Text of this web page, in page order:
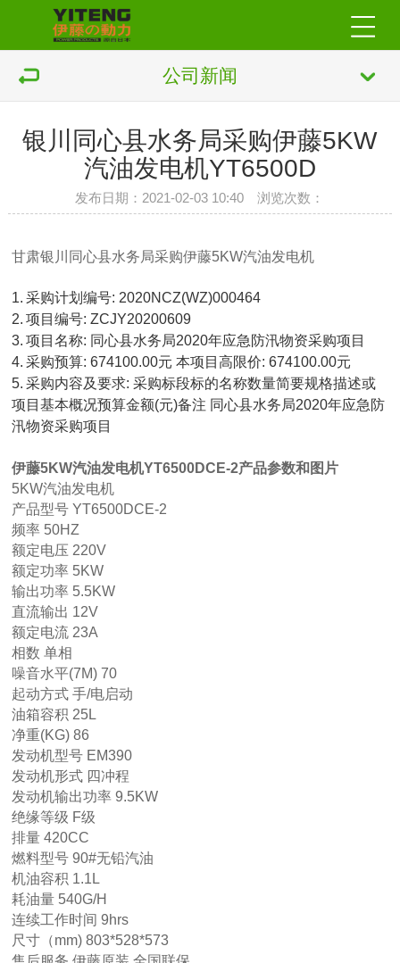
公司新闻
银川同心县水务局采购伊藤5KW
汽油发电机YT6500D
发布日期：2021-02-03 10:40 浏览次数：
甘肃银川同心县水务局采购伊藤5KW汽油发电机
1. 采购计划编号: 2020NCZ(WZ)000464
2. 项目编号: ZCJY20200609
3. 项目名称: 同心县水务局2020年应急防汛物资采购项目
4. 采购预算: 674100.00元 本项目高限价: 674100.00元
5. 采购内容及要求: 采购标段标的名称数量简要规格描述或
项目基本概况预算金额(元)备注 同心县水务局2020年应急防
汛物资采购项目
伊藤5KW汽油发电机YT6500DCE-2产品参数和图片
5KW汽油发电机
产品型号 YT6500DCE-2
频率 50HZ
额定电压 220V
额定功率 5KW
输出功率 5.5KW
直流输出 12V
额定电流 23A
相数 单相
噪音水平(7M) 70
起动方式 手/电启动
油箱容积 25L
净重(KG) 86
发动机型号 EM390
发动机形式 四冲程
发动机输出功率 9.5KW
绝缘等级 F级
排量 420CC
燃料型号 90#无铅汽油
机油容积 1.1L
耗油量 540G/H
连续工作时间 9hrs
尺寸（mm) 803*528*573